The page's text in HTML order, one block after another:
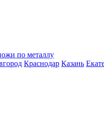
по металлу
Краснодар Казань